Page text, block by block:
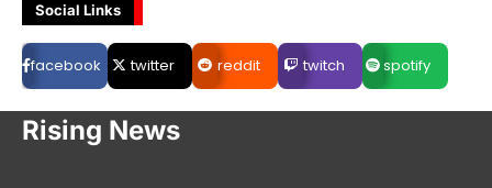
Social Links
facebook twitter reddit twitch spotify
Rising News